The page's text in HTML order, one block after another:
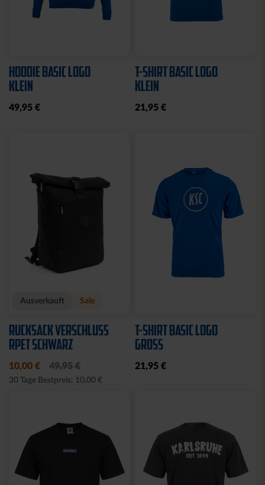
HOODIE BASIC LOGO
KLEIN
49,95 €
T-SHIRT BASIC LOGO
KLEIN
21,95 €
Ausverkauft Sale
RUCKSACK VERSCHLUSS
RPET SCHWARZ
10,00 € 49,95 €
30 Tage Bestpreis: 10,00 €
T-SHIRT BASIC LOGO
GROSS
21,95 €